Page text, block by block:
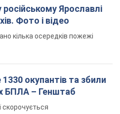
Ярославлі
Фото і відео
кілька осередків пожежі
окупантів та збили
БПЛА – Генштаб
скорочується